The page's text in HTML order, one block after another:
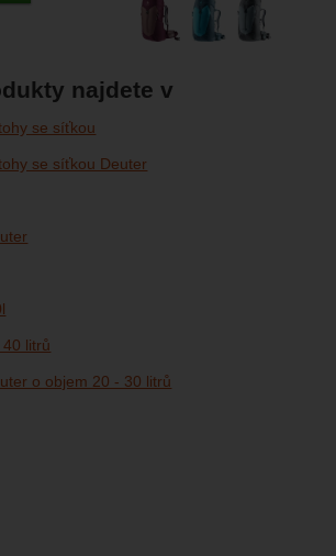
najdete v
se síťkou
se síťkou Deuter
litrů
o objem 20 - 30 litrů